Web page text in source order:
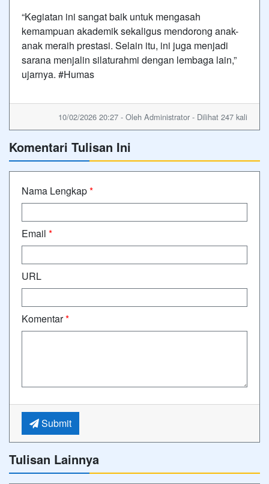
“Kegiatan ini sangat baik untuk mengasah
kemampuan akademik sekaligus mendorong anak-
anak meraih prestasi. Selain itu, ini juga menjadi
sarana menjalin silaturahmi dengan lembaga lain,”
ujarnya. #Humas
10/02/2026 20:27 - Oleh Administrator - Dilihat 247 kali
Komentari Tulisan Ini
Nama Lengkap*
Email *
URL
Komentar*
Submit
Tulisan Lainnya